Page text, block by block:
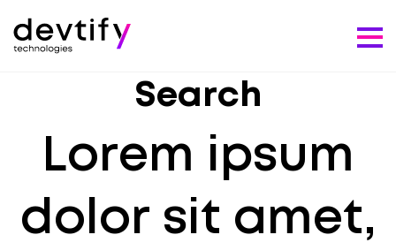
Search
Lorem ipsum
dolor sit amet,